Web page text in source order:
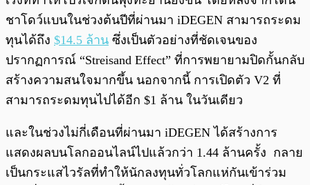
ชาโดว์แบนในช่วงต้นปีที่ผ่านมา iDEGEN สามารถระดม
ทุนได้ถึง $14.5 ล้าน ซึ่งเป็นตัวอย่างที่ชัดเจนของ
ปรากฏการณ์ “Streisand Effect” ที่การพยายามปิดกั้นกลับ
สร้างความสนใจมากขึ้น นอกจากนี้ การเปิดตัว V2 ที่
สามารถระดมทุนไปได้อีก $1 ล้าน ในวันเดียว
และในช่วงไม่กี่เดือนที่ผ่านมา iDEGEN ได้สร้างการ
แสดงผลบนโลกออนไลน์ไปแล้วกว่า 1.44 ล้านครั้ง กลาย
เป็นกระแสไวรัลที่ทำให้นักลงทุนทั่วโลกแห่กันเข้าร่วม